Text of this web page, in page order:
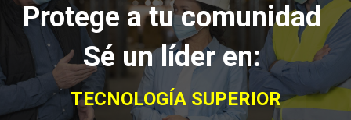
Protege a tu comunidad
Sé un líder en:
TECNOLOGÍA SUPERIOR